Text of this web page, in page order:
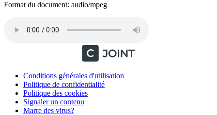
Format du document: audio/mpeg
Conditions générales d'utilisation
Politique de confidentialité
Politique des cookies
Signaler un contenu
Marre des virus?